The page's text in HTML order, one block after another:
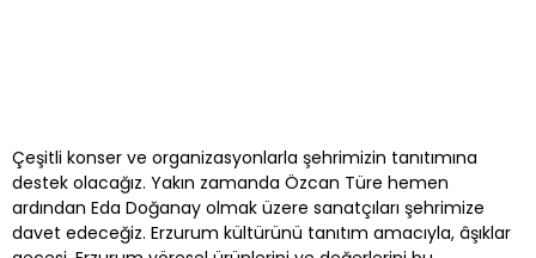
Çeşitli konser ve organizasyonlarla şehrimizin tanıtımına
destek olacağız. Yakın zamanda Özcan Türe hemen
ardından Eda Doğanay olmak üzere sanatçıları şehrimize
davet edeceğiz. Erzurum kültürünü tanıtım amacıyla, âşıklar